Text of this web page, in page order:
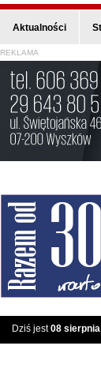
Aktualności
REKLAMA
Dziś jest08 sierpnia